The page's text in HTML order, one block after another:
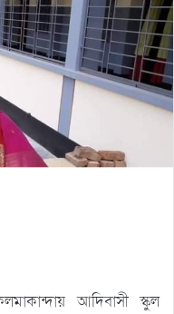
আদিবাসী স্কুল